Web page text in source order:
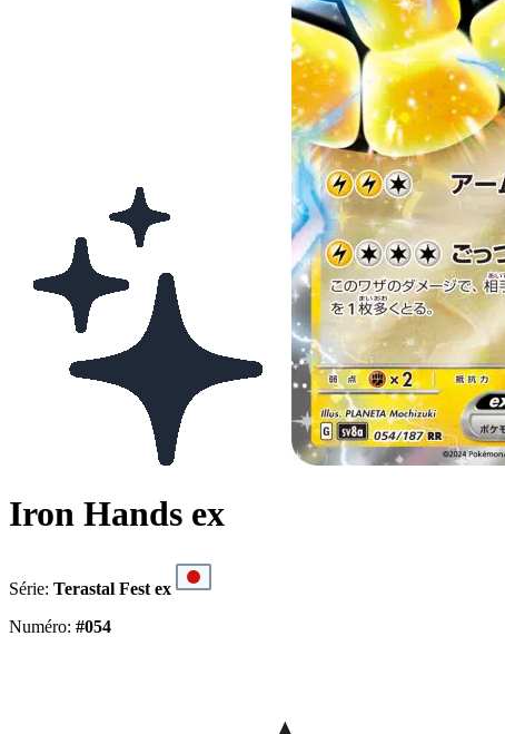
Iron Hands ex
Série: Terastal Fest ex
Numéro: #054